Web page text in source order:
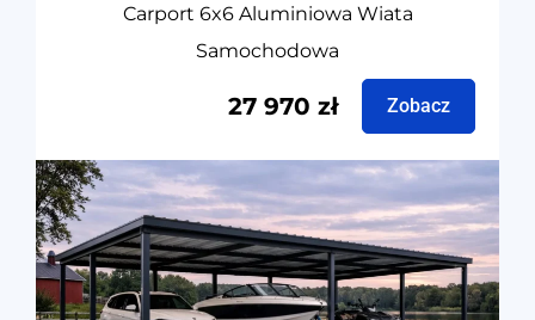
Carport 6x6 Aluminiowa Wiata
Samochodowa
27 970 zł Zobacz